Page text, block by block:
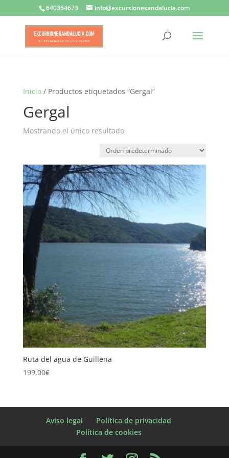
640354673 info@excursionesandalucia.com
Inicio/ Productos etiquetados “Gergal”
Gergal
Mostrando el único resultado
Ruta del agua de Guillena
199,00€
Aviso legal
Política de privacidad
Política de cookies